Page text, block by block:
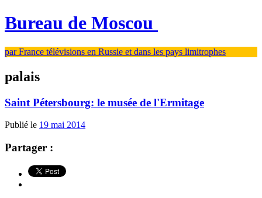
Bureau de Moscou
par France télévisions en Russie et dans les pays limitrophes
palais
Saint Pétersbourg: le musée de l'Ermitage
Publié le 19 mai 2014
Partager :